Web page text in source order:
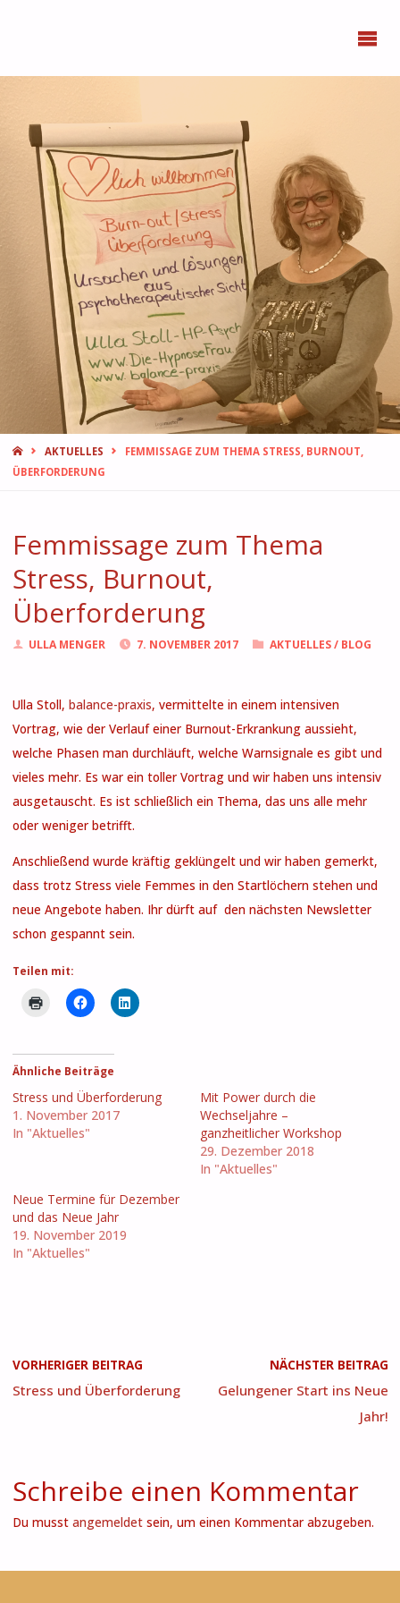
FEMMES
STARTAKTUELLES
FEMMISSAGE ZUM THEMA STRESS, BURNOUT,
ÜBERFORDERUNG
Femmissage zum Thema
Stress, Burnout,
Überforderung
ULLA MENGER 7. NOVEMBER 2017 AKTUELLES/ BLOG
Ulla Stoll, balance-praxis, vermittelte in einem intensiven
Vortrag, wie der Verlauf einer Burnout-Erkrankung aussieht,
welche Phasen man durchläuft, welche Warnsignale es gibt und
vieles mehr. Es war ein toller Vortrag und wir haben uns intensiv
ausgetauscht. Es ist schließlich ein Thema, das uns alle mehr
oder weniger betrifft.
Anschließend wurde kräftig geklüngelt und wir haben gemerkt,
dass trotz Stress viele Femmes in den Startlöchern stehen und
neue Angebote haben. Ihr dürft auf den nächsten Newsletter
schon gespannt sein.
Teilen mit:
Ähnliche Beiträge
Stress und Überforderung
1. November 2017
In "Aktuelles"
Mit Power durch die
Wechseljahre –
ganzheitlicher Workshop
29. Dezember 2018
In "Aktuelles"
Neue Termine für Dezember
und das Neue Jahr
19. November 2019
In "Aktuelles"
VORHERIGER BEITRAG
Stress und Überforderung
NÄCHSTER BEITRAG
Gelungener Start ins Neue
Jahr!
Schreibe einen Kommentar
Du musst angemeldetsein, um einen Kommentar abzugeben.